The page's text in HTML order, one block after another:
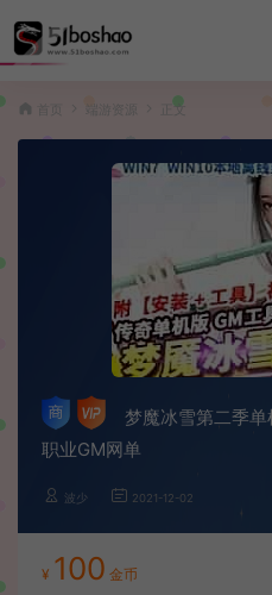
端游资源 正文
梦魔冰雪第二季
职业GM网单
波少 2021-12-02
¥ 100 金币